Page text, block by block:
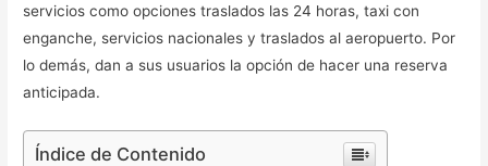
servicios como opciones traslados las 24 horas, taxi con
enganche, servicios nacionales y traslados al aeropuerto. Por
lo demás, dan a sus usuarios la opción de hacer una reserva
anticipada.
Índice de Contenido